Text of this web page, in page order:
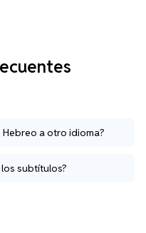
a otro idioma?
subtítulos?